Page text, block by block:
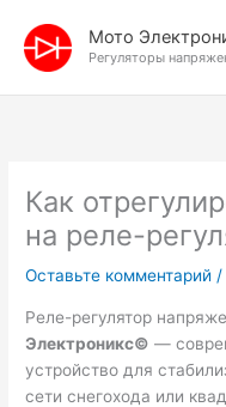
содержимому
Мото
Регуляторы
Как
на реле-
Оставьте комментарий
Реле-регулятор
Электроникс© —
устройство для
сети снегохода или